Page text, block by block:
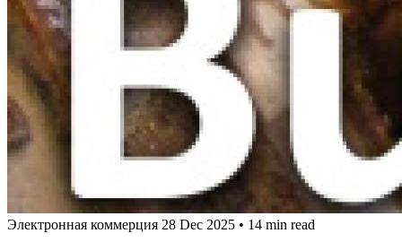
Электронная коммерция 28 Dec 2025 • 14 min read